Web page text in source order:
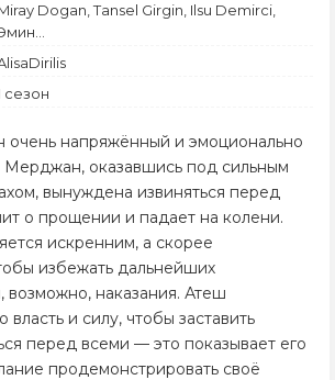
Dogan, Tansel Girgin, Ilsu Demirci,
сезон
очень напряжённый и эмоционально
оказавшись под сильным
вынуждена извиняться перед
о прощении и падает на колени.
искренним, а скорее
избежать дальнейших
возможно, наказания. Атеш
власть и силу, чтобы заставить
перед всеми — это показывает его
продемонстрировать своё